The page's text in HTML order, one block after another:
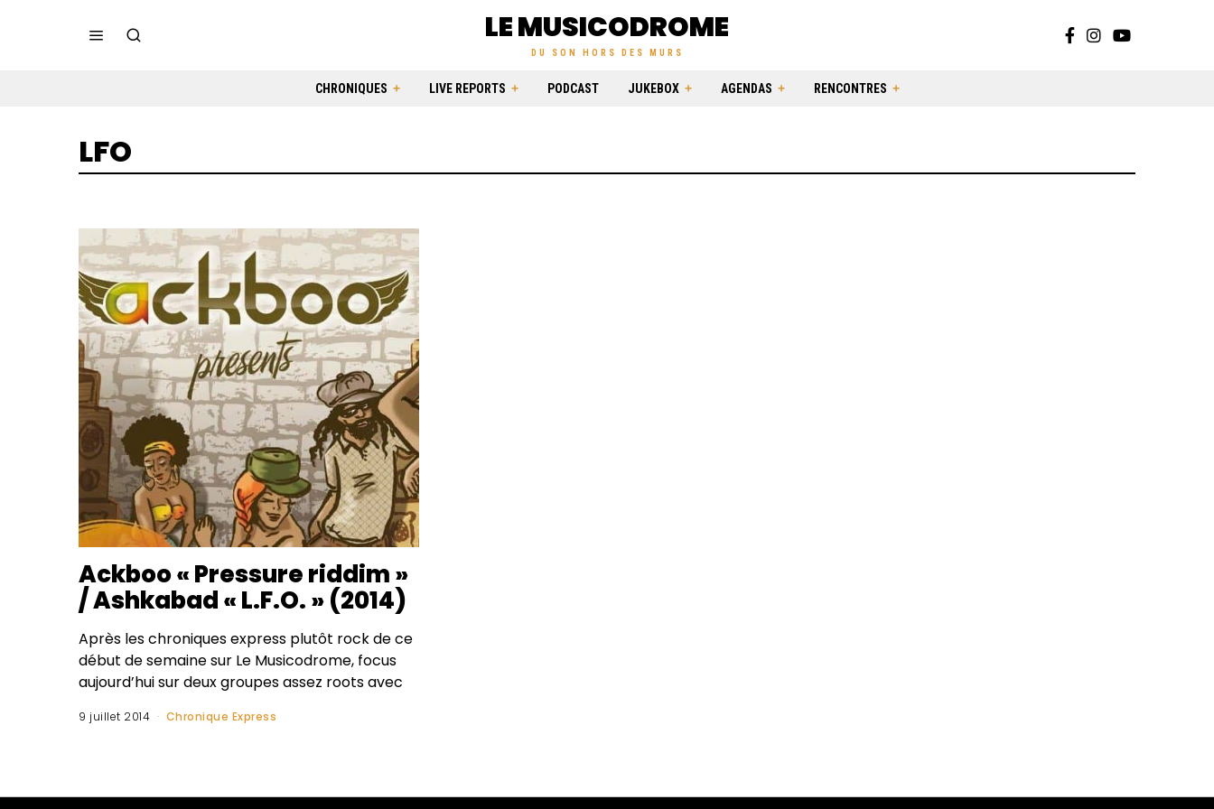
LE MUSICODROME
DU SON HORS DES MURS
CHRONIQUES LIVE REPORTS PODCAST JUKEBOX AGENDAS RENCONTRES
LFO
Ackboo « Pressure riddim »
/ Ashkabad « L.F.O. » (2014)
Après les chroniques express plutôt rock de ce
début de semaine sur Le Musicodrome, focus
aujourd’hui sur deux groupes assez roots avec
9 juillet 2014 Chronique Express